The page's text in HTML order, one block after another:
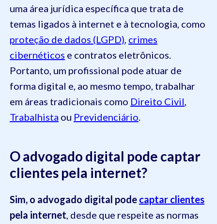
uma área jurídica específica que trata de
temas ligados à internet e à tecnologia, como
proteção de dados (LGPD), crimes
cibernéticos e contratos eletrônicos.
Portanto, um profissional pode atuar de
forma digital e, ao mesmo tempo, trabalhar
em áreas tradicionais como Direito Civil,
Trabalhista ou Previdenciário.
O advogado digital pode captar
clientes pela internet?
Sim, o advogado digital pode captar clientes
pela internet, desde que respeite as normas